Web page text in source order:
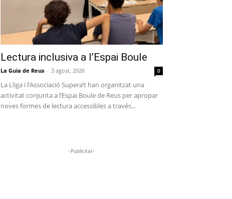
Lectura inclusiva a l’Espai Boule
La Guia de Reus - 3 agost, 2026 0
La Lliga i l’Associació Supera’t han organitzat una
activitat conjunta a l’Espai Boule de Reus per apropar
noves formes de lectura accessibles a través...
-Publicitat-